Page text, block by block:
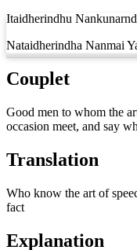
Itaidherindhu
Nataidherindha Nanmai
Couplet
Good men to whom the
occasion meet, and say
Translation
Who know the art of
fact
Explanation